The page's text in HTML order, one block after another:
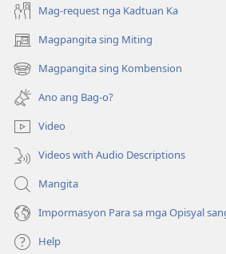
Mag-request nga Kadtuan Ka
Magpangita sing Miting
(opens
new
window)
Magpangita sing Kombension
(opens
new
window)
Ano ang Bag-o?
Video
Videos with Audio Descriptions
Mangita
Impormasyon Para sa mga Opisyal
Help